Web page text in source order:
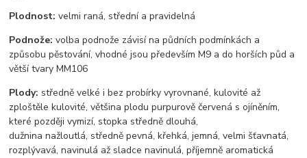
Plodnost: velmi raná, střední a pravidelná
Podnože: volba podnože závisí na půdních podmínkách a
způsobu pěstování, vhodné jsou především M9 a do horších půd a
větší tvary MM106
Plody: středně velké i bez probírky vyrovnané, kulovité až
zploštěle kulovité, většina plodu purpurově červená s ojíněním,
které později vymizí, stopka středně dlouhá,
dužnina nažloutlá, středně pevná, křehká, jemná, velmi šťavnatá,
rozplývavá, navinulá až sladce navinulá, příjemně aromatická